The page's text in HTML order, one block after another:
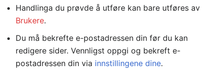
Handlinga du prøvde å utføre kan bare utføres av
Brukere.
Du må bekrefte e-postadressen din før du kan
redigere sider. Vennligst oppgi og bekreft e-
postadressen din via innstillingene dine.